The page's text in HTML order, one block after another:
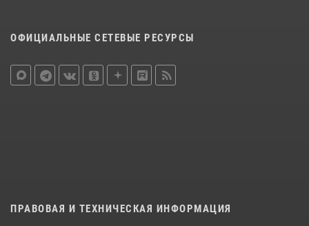
ОФИЦИАЛЬНЫЕ СЕТЕВЫЕ РЕСУРСЫ
ПРАВОВАЯ И ТЕХНИЧЕСКАЯ ИНФОРМАЦИЯ